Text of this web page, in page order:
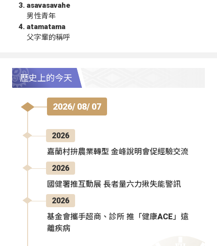
asavasavahe
男性青年
atamatama
父字輩的稱呼
歷史上的今天
2026/ 08/ 07
2026
嘉蘭村拚農業轉型 金峰說明會促經驗交流
2026
國健署推互動展 長者量六力揪失能警訊
2026
基金會攜手超商、診所 推「健康ACE」遠
離疾病